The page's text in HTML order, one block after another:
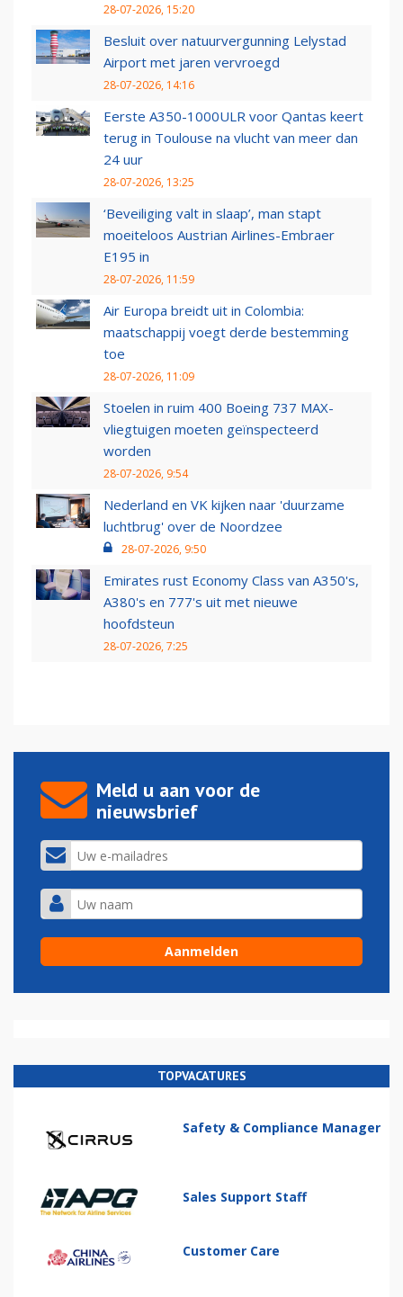
28-07-2026, 15:20
Besluit over natuurvergunning Lelystad
Airport met jaren vervroegd
28-07-2026, 14:16
Eerste A350-1000ULR voor Qantas keert
terug in Toulouse na vlucht van meer dan
24 uur
28-07-2026, 13:25
‘Beveiliging valt in slaap’, man stapt
moeiteloos Austrian Airlines-Embraer
E195 in
28-07-2026, 11:59
Air Europa breidt uit in Colombia:
maatschappij voegt derde bestemming
toe
28-07-2026, 11:09
Stoelen in ruim 400 Boeing 737 MAX-
vliegtuigen moeten geïnspecteerd
worden
28-07-2026, 9:54
Nederland en VK kijken naar 'duurzame
luchtbrug' over de Noordzee
28-07-2026, 9:50
Emirates rust Economy Class van A350's,
A380's en 777's uit met nieuwe
hoofdsteun
28-07-2026, 7:25
Meld u aan voor de
nieuwsbrief
TOPVACATURES
Safety & Compliance Manager
Sales Support Staff
Customer Care